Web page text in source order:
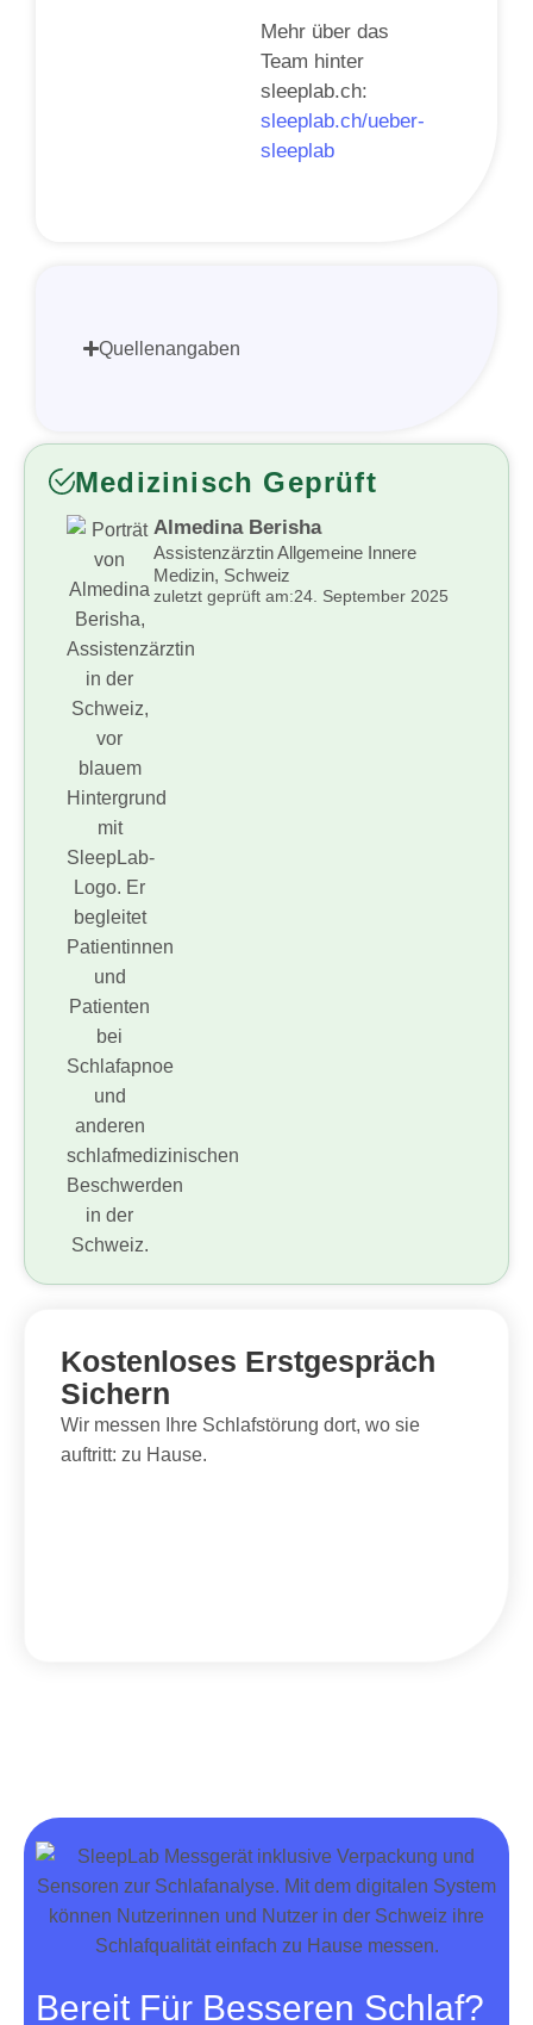
Mehr über das
Team hinter
sleeplab.ch:
sleeplab.ch/ueber-
sleeplab
Quellenangaben
Medizinisch Geprüft
Almedina Berisha
Assistenzärztin Allgemeine Innere
Medizin, Schweiz
zuletzt geprüft am:24. September 2025
Kostenloses Erstgespräch
Sichern
Wir messen Ihre Schlafstörung dort, wo sie
auftritt: zu Hause.
Bereit Für Besseren Schlaf?